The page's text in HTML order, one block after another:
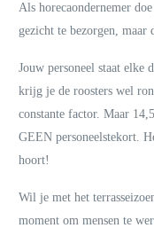
Als horecaondernemer
gezicht te bezorgen, maar
Jouw personeel staat elke
krijg je de roosters wel
constante factor. Maar
GEEN personeelstekort.
hoort!
Wil je met het
moment om mensen te